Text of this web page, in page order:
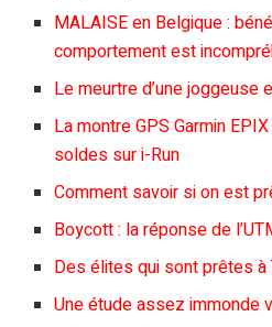
MALAISE en Belgique :
comportement est
Le meurtre d’une joggeuse
La montre GPS Garmin
soldes sur i-Run
Comment savoir si on est
Boycott : la réponse de
Des élites qui sont prêtes à
Une étude assez immonde